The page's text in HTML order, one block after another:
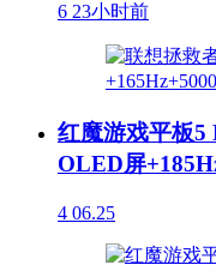
6 23小时前
红魔游戏平板5
OLED屏
4 06.25